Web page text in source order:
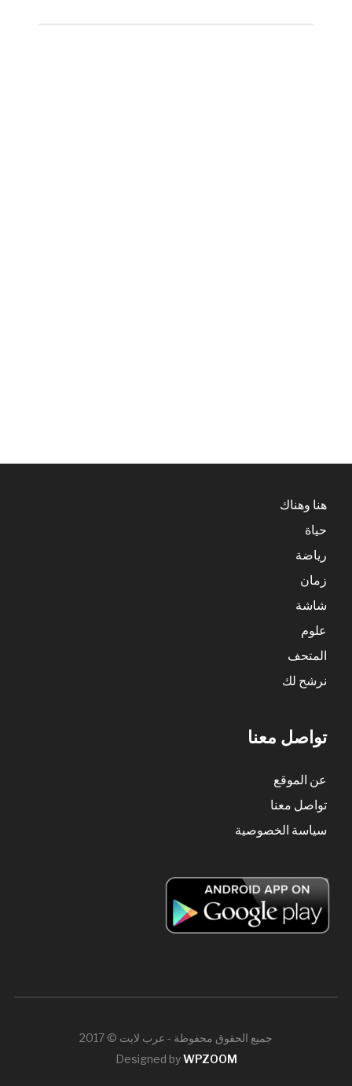
هنا وهناك
حياة
رياضة
زمان
شاشة
علوم
المتحف
نرشح لك
تواصل معنا
عن الموقع
تواصل معنا
سياسة الخصوصية
جميع الحقوق محفوظة - عرب لايت © 2017
Designed byWPZOOM